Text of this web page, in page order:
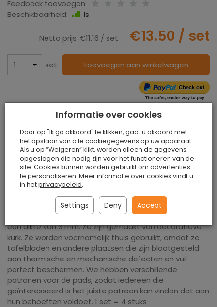
Feedback toevoegen:
Beschikbaarheid:
Is
Netto prijs: €11.16 / set €13.50 / set
set toevoegen aan winkelwagen
Paypal, Betaling via bankoverschrijving,
Grote ovale kurkmat 40/30 cm decor-set van 4
stuks
Grote ovale kurkmat 40/30 cm decor-set van 4 stuks is
een van de vele decoratieve bestekken die we
aanbieden. Ze hebben afmetingen van 40 x 30 cm en
een dikte van 3 mm. Ze zijn gemaakt vandecoratieve
kurk. Ze worden voornamelijk thuis gebruikt, omdat ze
tafelbladen en andere plaatsen die zijn blootgesteld
aan thermische en mechanische defecten en vuil
perfect beschermen. We hebben verschillende
patronen voor de pads, zodat iedereen die
geïnteresseerd is het juiste patroon kan vinden dat aan
hun behoeften voldoet. 1 set = 4 stuks
Informatie over cookies
Door op "Ik ga akkoord" te klikken, gaat u akkoord met
het opslaan van alle cookiegegevens op uw apparaat.
Als u op “Weigeren” klikt, worden alleen de gegevens
opgeslagen die nodig zijn voor het functioneren van de
site. Cookies kunnen worden gebruikt om advertenties
te personaliseren. Meer informatie over cookies vindt u
in hetprivacybeleid.
Settings Deny Accept